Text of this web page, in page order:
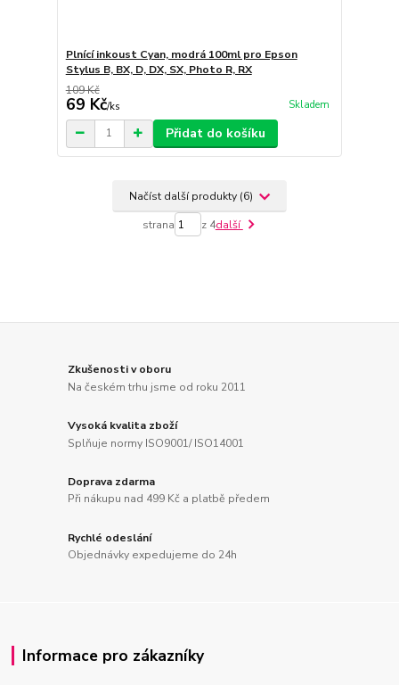
Plnící inkoust Cyan, modrá 100ml pro Epson
Stylus B, BX, D, DX, SX, Photo R, RX
109 Kč
69 Kč/ks Skladem
Přidat do košíku
Načíst další produkty (6)
strana z 4další
Zkušenosti v oboru
Na českém trhu jsme od roku 2011
Vysoká kvalita zboží
Splňuje normy ISO9001/ ISO14001
Doprava zdarma
Při nákupu nad 499 Kč a platbě předem
Rychlé odeslání
Objednávky expedujeme do 24h
Informace pro zákazníky